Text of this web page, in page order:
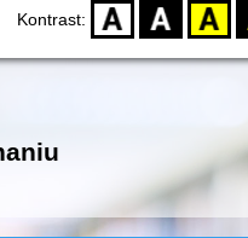
Kontrast: D BW YB